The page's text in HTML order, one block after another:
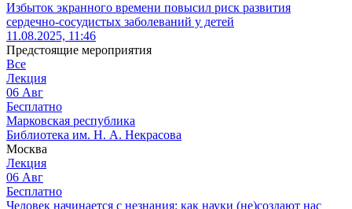
Избыток экранного времени повысил риск развития
сердечно-сосудистых заболеваний у детей
11.08.2025, 11:46
Предстоящие мероприятия
Все
Лекция
06 Авг
Бесплатно
Марковская республика
Библиотека им. Н. А. Некрасова
Москва
Лекция
06 Авг
Бесплатно
Человек начинается с незнания: как науки (не)создают нас